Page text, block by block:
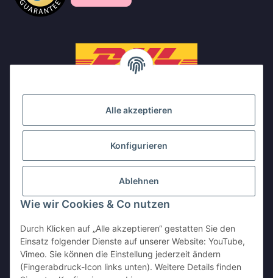
Alle akzeptieren
Konfigurieren
Ablehnen
Wie wir Cookies & Co nutzen
Durch Klicken auf „Alle akzeptieren“ gestatten Sie den
Einsatz folgender Dienste auf unserer Website: YouTube,
Vimeo. Sie können die Einstellung jederzeit ändern
(Fingerabdruck-Icon links unten). Weitere Details finden